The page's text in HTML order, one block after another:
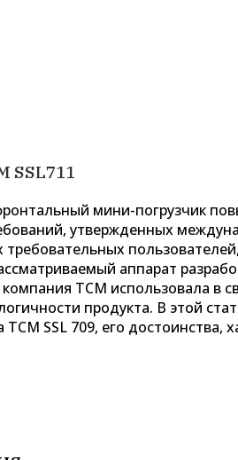
SSL711
мини-погрузчик
утвержденных
требовательных
аппарат
TCM использовала
продукта. В этой
SSL 709, его достоинства,